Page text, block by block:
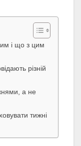
і що з цим
різній
а не
тижні